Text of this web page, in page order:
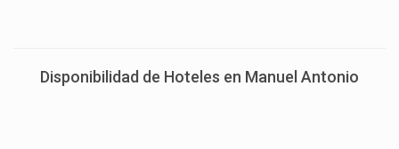
Disponibilidad de Hoteles en Manuel Antonio